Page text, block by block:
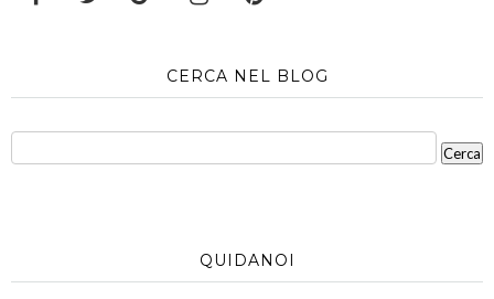
CERCA NEL BLOG
QUIDANOI